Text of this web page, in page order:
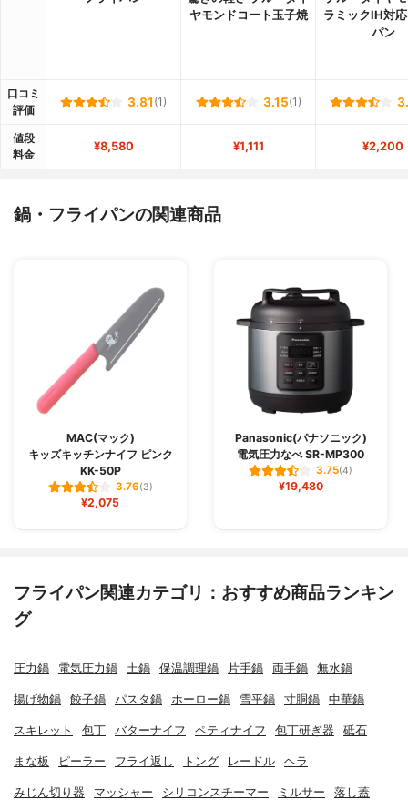
ヤモンドコート玉子焼
ラミックIH対
パン
口コミ
評価
3.81 (1) 3.15(1)
値段
料金
¥8,580 ¥1,111 ¥2,200
鍋・フライパンの関連商品
MAC(マック)
キッズキッチンナイフ ピンク
KK-50P
3.76(3)
¥2,075
Panasonic(パナソニック)
電気圧力なべ SR-MP300
3.75(4)
¥19,480
フライパン関連カテゴリ：おすすめ商品ランキン
グ
圧力鍋 電気圧力鍋 土鍋 保温調理鍋 片手鍋 両手鍋 無水鍋
揚げ物鍋 餃子鍋 パスタ鍋 ホーロー鍋 雪平鍋 寸胴鍋 中華鍋
スキレット 包丁 バターナイフ ペティナイフ 包丁研ぎ器 砥石
まな板 ピーラー フライ返し トング レードル ヘラ
みじん切り器 マッシャー シリコンスチーマー ミルサー 落し蓋